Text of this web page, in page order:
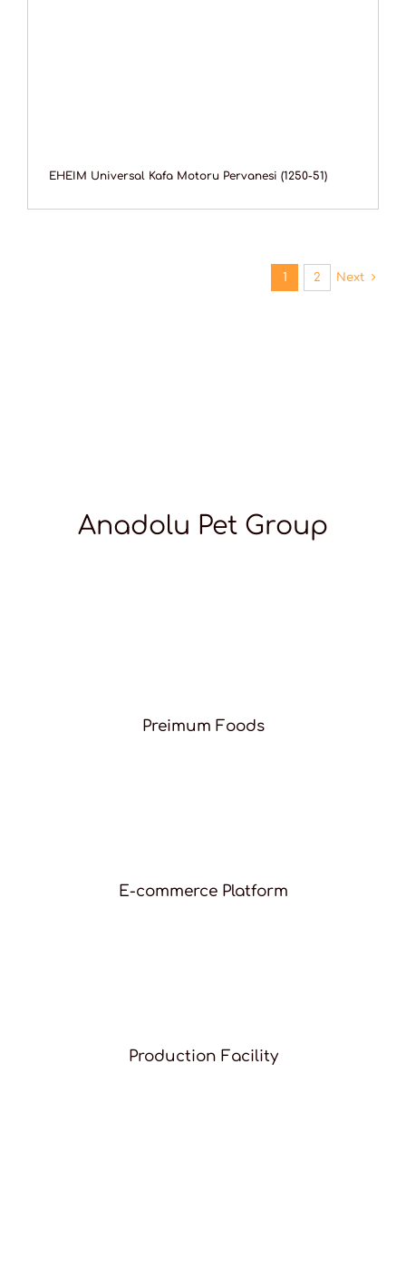
EHEIM Universal Kafa Motoru Pervanesi (1250-51)
1 2 Next
Anadolu Pet Group
Preimum Foods
E-commerce Platform
Production Facility